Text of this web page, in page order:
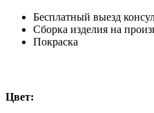
Бесплатный выезд
Сборка изделия на
Покраска
Цвет: